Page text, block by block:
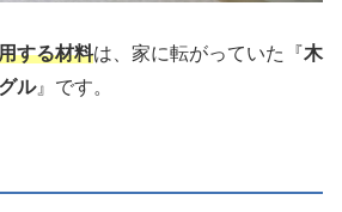
する材料は、家に転がっていた『木
ル』です。